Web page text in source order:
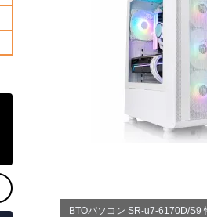
BTOパソコン SR-u7-6170D/S9